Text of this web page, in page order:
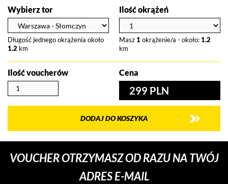
Wybierz tor
Długość jednego okrążenia około
1.2 km
Ilość okrążeń
Masz 1 okrążenie/a - około: 1.2
km
Ilość voucherów Cena
299 PLN
DODAJ DO KOSZYKA
VOUCHER OTRZYMASZ OD RAZU NA TWÓJ
ADRES E-MAIL